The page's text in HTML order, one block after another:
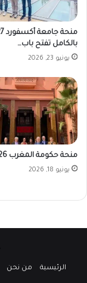
بالكامل تفتح باب…
يونيو 23, 2026
منحة حكومة المغرب 2026
يونيو 18, 2026
الرئيسية من نحن